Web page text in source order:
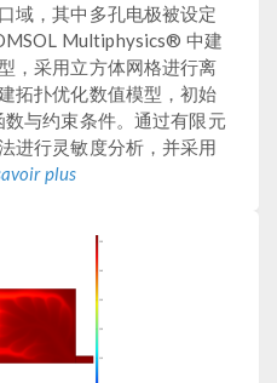
域，其中多孔电极被设定
Multiphysics® 中建
，采用立方体网格进行离
拓扑优化数值模型，初始
与约束条件。通过有限元
进行灵敏度分析，并采用
plus